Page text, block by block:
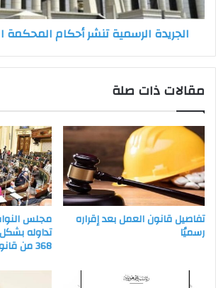
الجريدة الرسمية تنشر أحكام المحكمة
مقالات ذات صلة
تفاصيل قانون العمل بعد إقراره
رسميُا
مجلس
تداوله
368 من قانون الإجراءات الجنائية